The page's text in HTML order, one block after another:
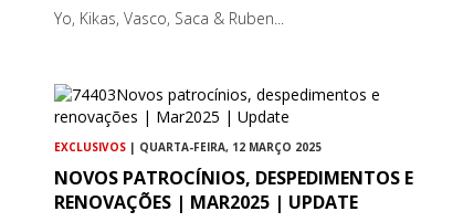
Yo, Kikas, Vasco, Saca & Ruben...
EXCLUSIVOS | QUARTA-FEIRA, 12 MARÇO 2025
NOVOS PATROCÍNIOS, DESPEDIMENTOS E
RENOVAÇÕES | MAR2025 | UPDATE